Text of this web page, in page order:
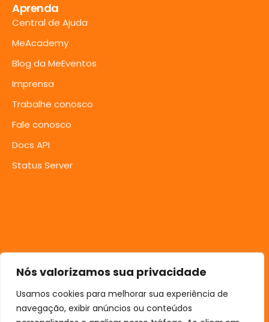
Nós valorizamos sua privacidade
Usamos cookies para melhorar sua experiência de
navegação, exibir anúncios ou conteúdos
Aprenda
Central de Ajuda
MeAcademy
Blog da MeEventos
Imprensa
Trabalhe conosco
Fale conosco
Docs API
Status Server